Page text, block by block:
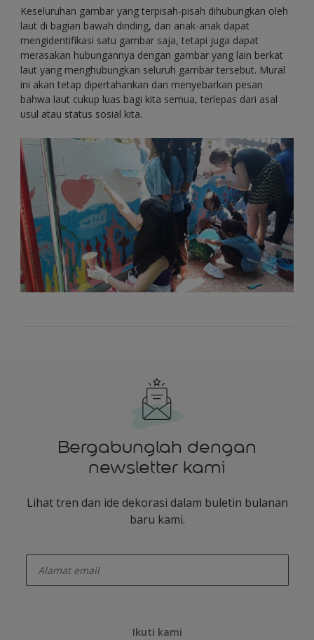
Keseluruhan gambar yang terpisah-pisah dihubungkan oleh
laut di bagian bawah dinding, dan anak-anak dapat
mengidentifikasi satu gambar saja, tetapi juga dapat
merasakan hubungannya dengan gambar yang lain berkat
laut yang menghubungkan seluruh gambar tersebut. Mural
ini akan tetap dipertahankan dan menyebarkan pesan
bahwa laut cukup luas bagi kita semua, terlepas dari asal
usul atau status sosial kita.
Bergabunglah dengan
newsletter kami
Lihat tren dan ide dekorasi dalam buletin bulanan
baru kami.
Ikuti kami